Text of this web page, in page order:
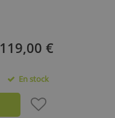
119,00 €
En stock